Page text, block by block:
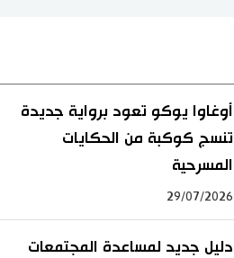
أوغاوا يوكو تعود برواية جديدة
تنسج كوكبة من الحكايات
المسرحية
29/07/2026
دليل جديد لمساعدة المجتمعات